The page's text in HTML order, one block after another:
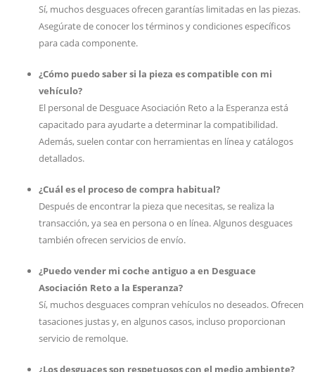
Sí, muchos desguaces ofrecen garantías limitadas en las piezas.
Asegúrate de conocer los términos y condiciones específicos
para cada componente.
¿Cómo puedo saber si la pieza es compatible con mi
vehículo?
El personal de Desguace Asociación Reto a la Esperanza está
capacitado para ayudarte a determinar la compatibilidad.
Además, suelen contar con herramientas en línea y catálogos
detallados.
¿Cuál es el proceso de compra habitual?
Después de encontrar la pieza que necesitas, se realiza la
transacción, ya sea en persona o en línea. Algunos desguaces
también ofrecen servicios de envío.
¿Puedo vender mi coche antiguo a en Desguace
Asociación Reto a la Esperanza?
Sí, muchos desguaces compran vehículos no deseados. Ofrecen
tasaciones justas y, en algunos casos, incluso proporcionan
servicio de remolque.
¿Los desguaces son respetuosos con el medio ambiente?